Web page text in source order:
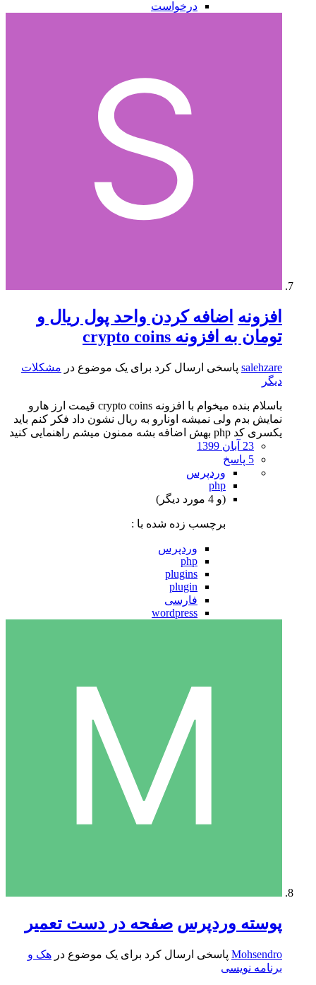
درخواست
افزونه اضافه کردن واحد پول ریال و
تومان به افزونه crypto coins
salehzare پاسخی ارسال کرد برای یک موضوع در مشکلات
دیگر
باسلام بنده میخوام با افزونه crypto coins قیمت ارز هارو
نمایش بدم ولی نمیشه اونارو به ریال نشون داد فکر کنم باید
یکسری کد php بهش اضافه بشه ممنون میشم راهنمایی کنید
23 آبان 1399
5 پاسخ
وردپرس
php
(و 4 مورد دیگر)
برچسب زده شده با :
وردپرس
php
plugins
plugin
فارسی
wordpress
پوسته وردپرس صفحه در دست تعمیر
Mohsendro پاسخی ارسال کرد برای یک موضوع در هک و
برنامه نویسی